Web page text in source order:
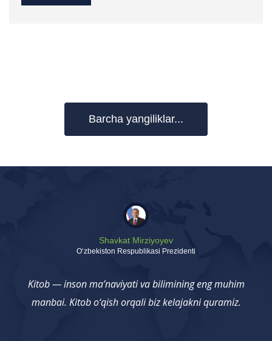
Barcha yangiliklar...
Shavkat Mirziyoyev
Oʻzbekiston Respublikasi Prezidenti
Kitob — inson ma’naviyati va bilimining eng muhim
manbai. Kitob o‘qish orqali biz kelajakni quramiz.